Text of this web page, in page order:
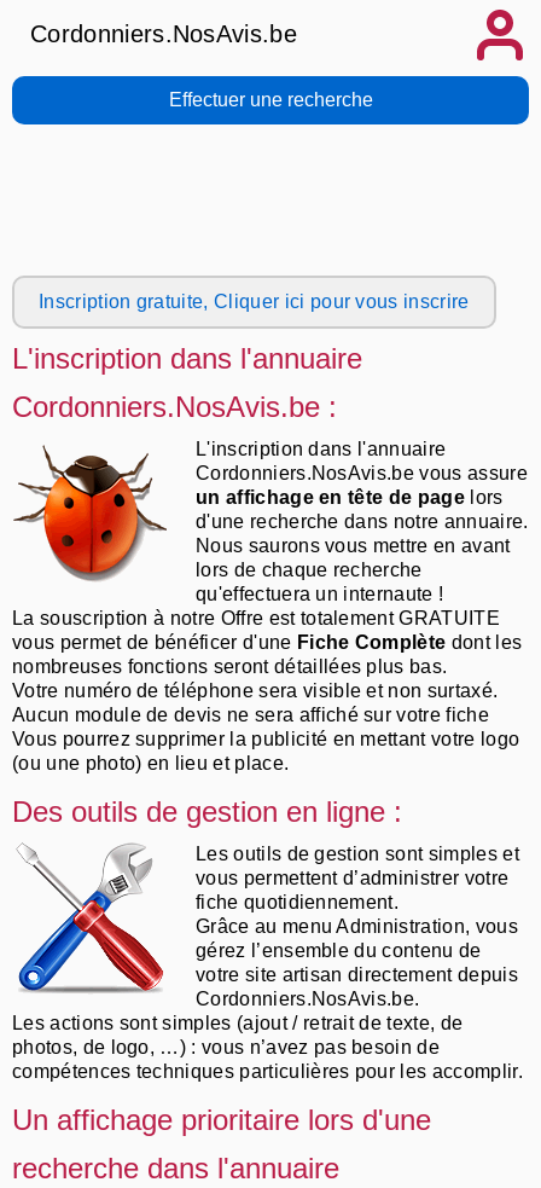
Cordonniers.NosAvis.be
Effectuer une recherche
Inscription gratuite, Cliquer ici pour vous inscrire
L'inscription dans l'annuaire
Cordonniers.NosAvis.be :
L'inscription dans l'annuaire
Cordonniers.NosAvis.be vous assure
un affichage en tête de pagelors
d'une recherche dans notre annuaire.
Nous saurons vous mettre en avant
lors de chaque recherche
qu'effectuera un internaute !
La souscription à notre Offre est totalement GRATUITE
vous permet de bénéficer d'une Fiche Complète dont les
nombreuses fonctions seront détaillées plus bas.
Votre numéro de téléphone sera visible et non surtaxé.
Aucun module de devis ne sera affiché sur votre fiche
Vous pourrez supprimer la publicité en mettant votre logo
(ou une photo) en lieu et place.
Des outils de gestion en ligne :
Les outils de gestion sont simples et
vous permettent d’administrer votre
fiche quotidiennement.
Grâce au menu Administration, vous
gérez l’ensemble du contenu de
votre site artisan directement depuis
Cordonniers.NosAvis.be.
Les actions sont simples (ajout / retrait de texte, de
photos, de logo, …) : vous n’avez pas besoin de
compétences techniques particulières pour les accomplir.
Un affichage prioritaire lors d'une
recherche dans l'annuaire